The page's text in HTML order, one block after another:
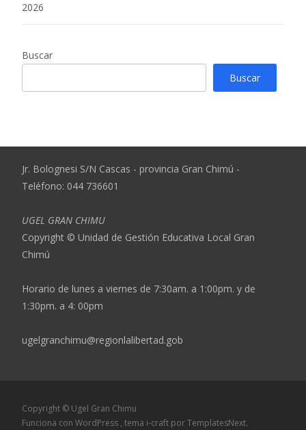
2026
Buscar
Buscar
Jr. Bolognesi S/N Cascas - provincia Gran Chimú -
Teléfono: 044 736601
UGEL GRAN CHIMU
Copyright © Unidad de Gestión Educativa Local Gran
Chimú
Horario de lunes a viernes de 7:30am. a 1:00pm. y de
1:30pm. a 4: 00pm
ugelgranchimu@regionlalibertad.gob
Copyright © Ugel Gran Chimu
Funciona con WordPress , tema i-craft por TemplatesNext.